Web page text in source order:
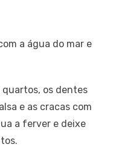
a água do mar e
quartos, os dentes
e as cracas com
a ferver e deixe